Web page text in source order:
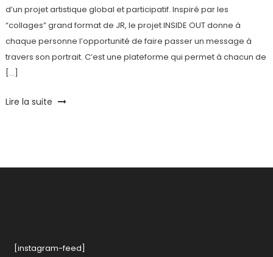
d’un projet artistique global et participatif. Inspiré par les
“collages” grand format de JR, le projet INSIDE OUT donne à
chaque personne l’opportunité de faire passer un message à
travers son portrait. C’est une plateforme qui permet à chacun de
[…]
Tagged
Lire la suite
[instagram-feed]